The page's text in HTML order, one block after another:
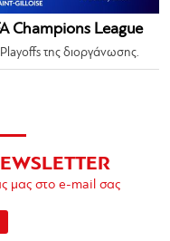
Champions League
της διοργάνωσης.
μας στο e-mail σας